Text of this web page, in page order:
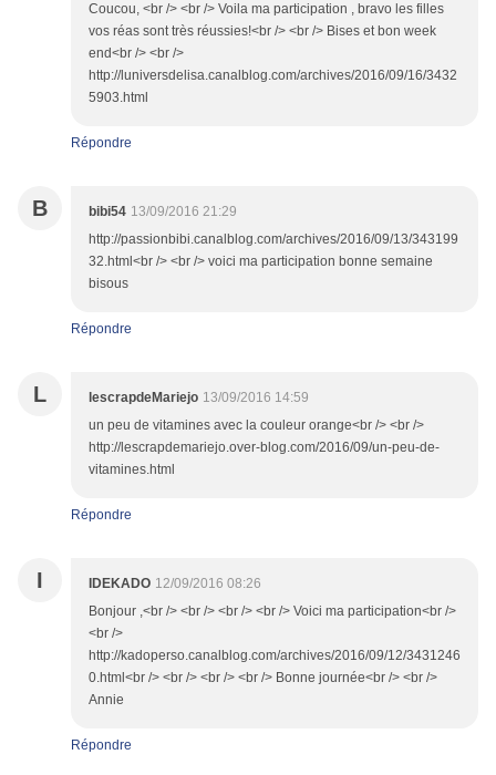
Coucou, <br /> <br /> Voila ma participation , bravo les filles
vos réas sont très réussies!<br /> <br /> Bises et bon week
end<br /> <br />
http://luniversdelisa.canalblog.com/archives/2016/09/16/3432
5903.html
Répondre
B bibi54 13/09/2016 21:29
http://passionbibi.canalblog.com/archives/2016/09/13/343199
32.html<br /> <br /> voici ma participation bonne semaine
bisous
Répondre
L lescrapdeMariejo 13/09/2016 14:59
un peu de vitamines avec la couleur orange<br /> <br />
http://lescrapdemariejo.over-blog.com/2016/09/un-peu-de-
vitamines.html
Répondre
I IDEKADO 12/09/2016 08:26
Bonjour ,<br /> <br /> <br /> <br /> Voici ma participation<br />
<br />
http://kadoperso.canalblog.com/archives/2016/09/12/3431246
0.html<br /> <br /> <br /> <br /> Bonne journée<br /> <br />
Annie
Répondre